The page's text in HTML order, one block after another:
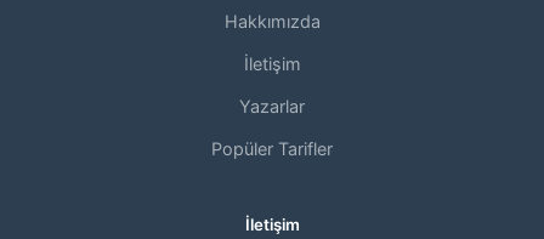
Hakkımızda
İletişim
Yazarlar
Popüler Tarifler
İletişim